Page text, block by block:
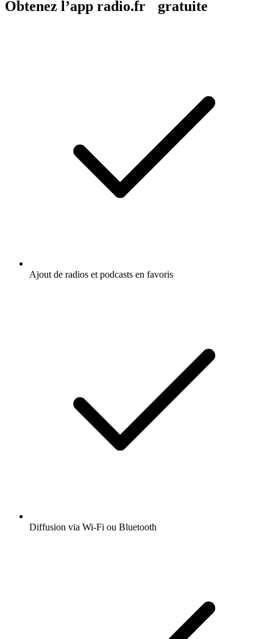
Obtenez l’app radio.fr gratuite
Ajout de radios et podcasts en favoris
Diffusion via Wi-Fi ou Bluetooth